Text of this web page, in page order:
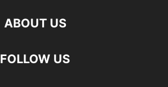
ABOUT US
FOLLOW US